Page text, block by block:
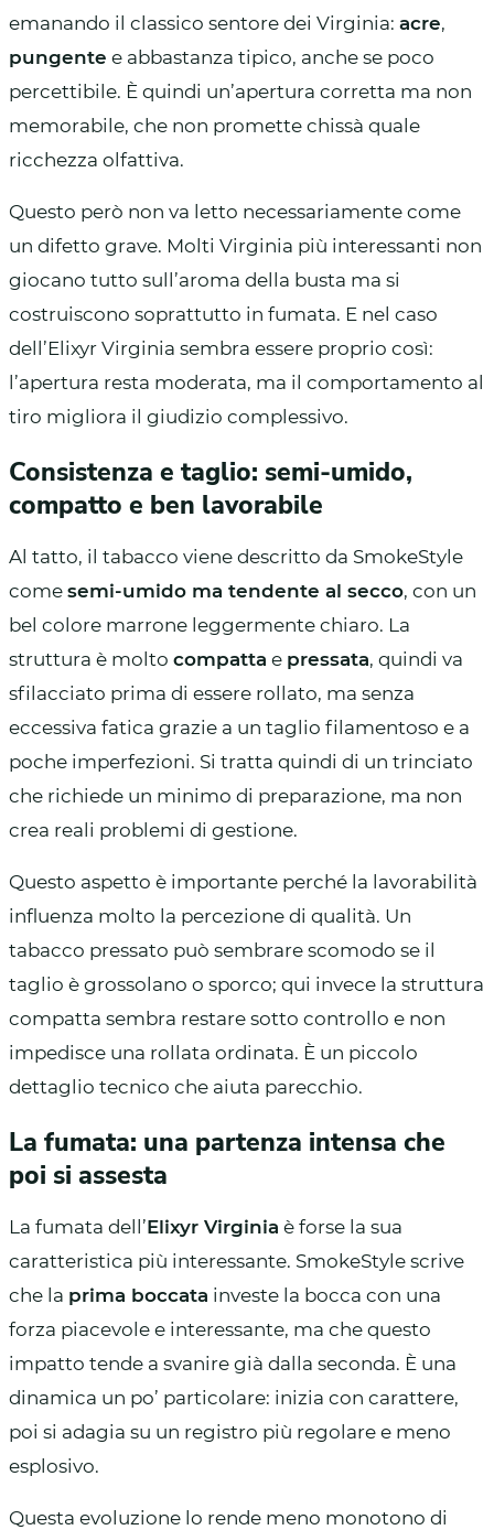
emanando il classico sentore dei Virginia: acre,
pungente e abbastanza tipico, anche se poco
percettibile. È quindi un’apertura corretta ma non
memorabile, che non promette chissà quale
ricchezza olfattiva.
Questo però non va letto necessariamente come
un difetto grave. Molti Virginia più interessanti non
giocano tutto sull’aroma della busta ma si
costruiscono soprattutto in fumata. E nel caso
dell’Elixyr Virginia sembra essere proprio così:
l’apertura resta moderata, ma il comportamento al
tiro migliora il giudizio complessivo.
Consistenza e taglio: semi-umido,
compatto e ben lavorabile
Al tatto, il tabacco viene descritto da SmokeStyle
come semi-umido ma tendente al secco, con un
bel colore marrone leggermente chiaro. La
struttura è molto compatta e pressata, quindi va
sfilacciato prima di essere rollato, ma senza
eccessiva fatica grazie a un taglio filamentoso e a
poche imperfezioni. Si tratta quindi di un trinciato
che richiede un minimo di preparazione, ma non
crea reali problemi di gestione.
Questo aspetto è importante perché la lavorabilità
influenza molto la percezione di qualità. Un
tabacco pressato può sembrare scomodo se il
taglio è grossolano o sporco; qui invece la struttura
compatta sembra restare sotto controllo e non
impedisce una rollata ordinata. È un piccolo
dettaglio tecnico che aiuta parecchio.
La fumata: una partenza intensa che
poi si assesta
La fumata dell’Elixyr Virginia è forse la sua
caratteristica più interessante. SmokeStyle scrive
che la prima boccata investe la bocca con una
forza piacevole e interessante, ma che questo
impatto tende a svanire già dalla seconda. È una
dinamica un po’ particolare: inizia con carattere,
poi si adagia su un registro più regolare e meno
esplosivo.
Questa evoluzione lo rende meno monotono di